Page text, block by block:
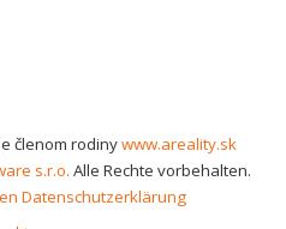
členom rodinywww.areality.sk
s.r.o. Alle Rechte vorbehalten.
Datenschutzerklärung